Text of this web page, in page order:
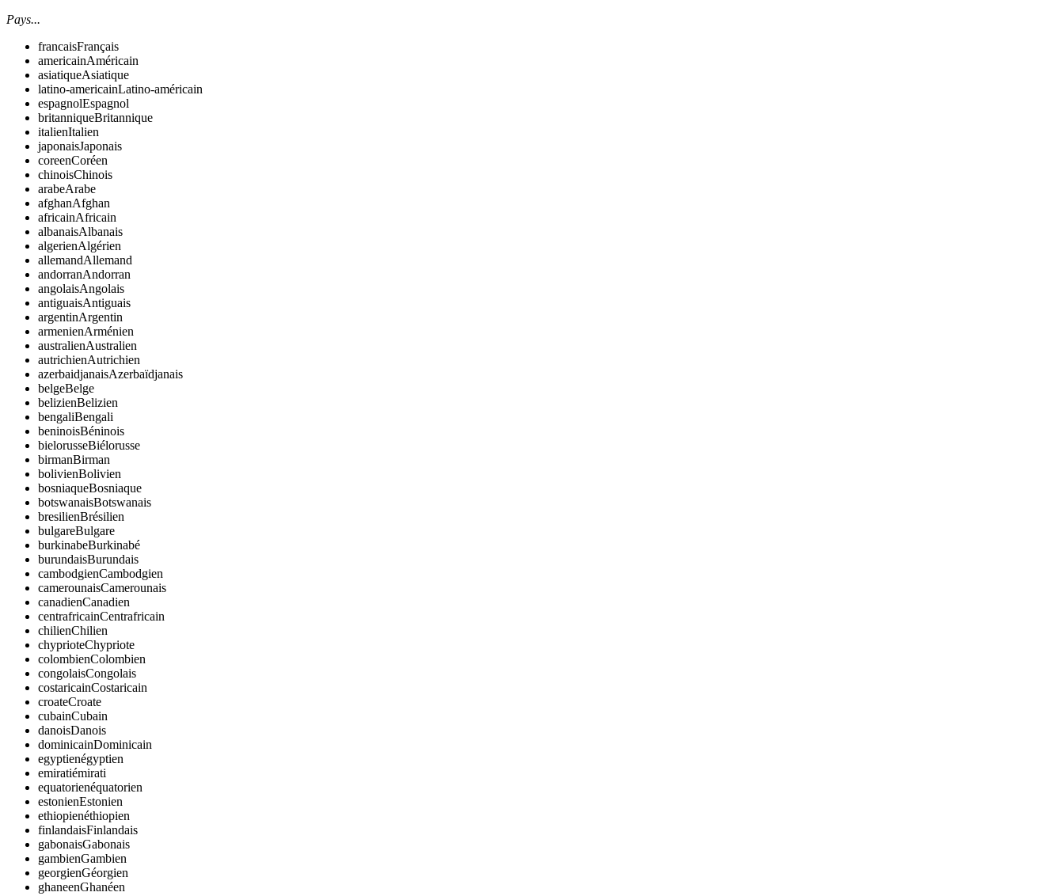
Pays...
francaisFrançais
americainAméricain
asiatiqueAsiatique
latino-americainLatino-américain
espagnolEspagnol
britanniqueBritannique
italienItalien
japonaisJaponais
coreenCoréen
chinoisChinois
arabeArabe
afghanAfghan
africainAfricain
albanaisAlbanais
algerienAlgérien
allemandAllemand
andorranAndorran
angolaisAngolais
antiguaisAntiguais
argentinArgentin
armenienArménien
australienAustralien
autrichienAutrichien
azerbaidjanaisAzerbaïdjanais
belgeBelge
belizienBelizien
bengaliBengali
beninoisBéninois
bielorusseBiélorusse
birmanBirman
bolivienBolivien
bosniaqueBosniaque
botswanaisBotswanais
bresilienBrésilien
bulgareBulgare
burkinabeBurkinabé
burundaisBurundais
cambodgienCambodgien
camerounaisCamerounais
canadienCanadien
centrafricainCentrafricain
chilienChilien
chyprioteChypriote
colombienColombien
congolaisCongolais
costaricainCostaricain
croateCroate
cubainCubain
danoisDanois
dominicainDominicain
egyptienégyptien
emiratiémirati
equatorienéquatorien
estonienEstonien
ethiopienéthiopien
finlandaisFinlandais
gabonaisGabonais
gambienGambien
georgienGéorgien
ghaneenGhanéen